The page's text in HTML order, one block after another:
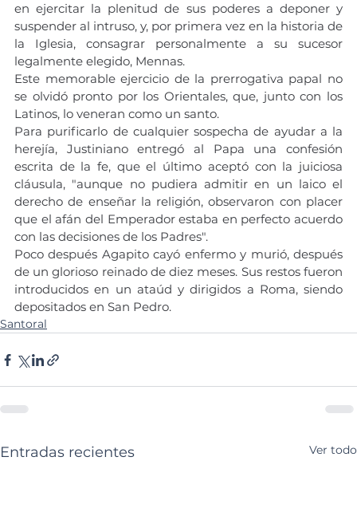
en ejercitar la plenitud de sus poderes a deponer y
suspender al intruso, y, por primera vez en la historia de
la Iglesia, consagrar personalmente a su sucesor
legalmente elegido, Mennas.
Este memorable ejercicio de la prerrogativa papal no
se olvidó pronto por los Orientales, que, junto con los
Latinos, lo veneran como un santo.
Para purificarlo de cualquier sospecha de ayudar a la
herejía, Justiniano entregó al Papa una confesión
escrita de la fe, que el último aceptó con la juiciosa
cláusula, "aunque no pudiera admitir en un laico el
derecho de enseñar la religión, observaron con placer
que el afán del Emperador estaba en perfecto acuerdo
con las decisiones de los Padres".
Poco después Agapito cayó enfermo y murió, después
de un glorioso reinado de diez meses. Sus restos fueron
introducidos en un ataúd y dirigidos a Roma, siendo
depositados en San Pedro.
Santoral
Entradas recientes Ver todo